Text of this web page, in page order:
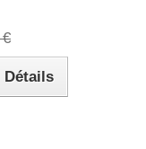
Détails